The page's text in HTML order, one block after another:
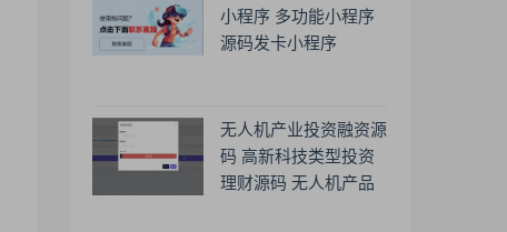
小程序 多功能小程序
源码发卡小程序
无人机产业投资融资源
码 高新科技类型投资
理财源码 无人机产品